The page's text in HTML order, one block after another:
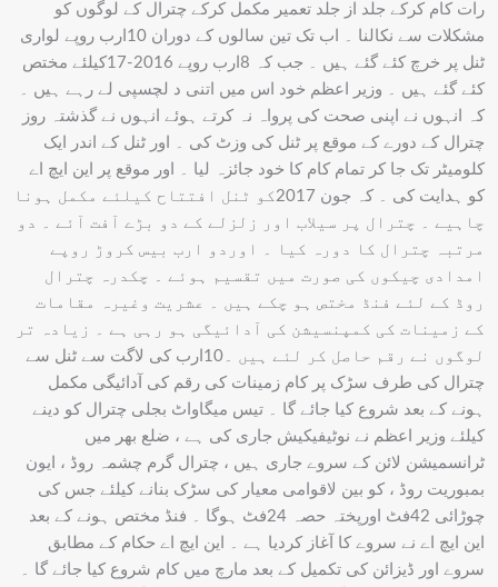
رات کام کرکے جلد از جلد تعمیر مکمل کرکے چترال کے لوگوں کو
مشکلات سے نکالنا ۔ اب تک تین سالوں کے دوران 10ارب روپے لواری
ٹنل پر خرچ کئے گئے ہیں ۔ جب کہ 8ارب روپے 2016-17کیلئے مختص
کئے گئے ہیں ۔ وزیر اعظم خود اس میں اتنی د لچسپی لے رہے ہیں ۔
کہ انہوں نے اپنی صحت کی پرواہ نہ کرتے ہوئے انہوں نے گذشتہ روز
چترال کے دورے کے موقع پر ٹنل کی وزٹ کی ۔ اور ٹنل کے اندر ایک
کلومیٹر تک جا کر تمام کام کا خود جائزہ لیا ۔ اور موقع پر این ایچ اے
کو ہدایت کی ۔ کہ جون 2017کو ٹنل افتتاح کیلئے مکمل ہونا
چاہیے ۔ چترال پر سیلاب اور زلزلے کے دو بڑے آفت آئے ۔ دو
مرتبہ چترال کا دورہ کیا ۔ اوردو ارب بیس کروڑ روپے
امدادی چیکوں کی صورت میں تقسیم ہوئے ۔ چکدرہ چترال
روڈ کے لئے فنڈ مختص ہو چکے ہیں ۔ عشریت وغیرہ مقامات
کے زمینات کی کمپنسیشن کی آدائیگی ہو رہی ہے ۔ زیادہ تر
لوگوں نے رقم حاصل کر لئے ہیں ۔10ارب کی لاگت سے ٹنل سے
چترال کی طرف سڑک پر کام زمینات کی رقم کی آدائیگی مکمل
ہونے کے بعد شروع کیا جائے گا ۔ تیس میگاواٹ بجلی چترال کو دینے
کیلئے وزیر اعظم نے نوٹیفیکیش جاری کی ہے ، ضلع بھر میں
ٹرانسمیشن لائن کے سروے جاری ہیں ، چترال گرم چشمہ روڈ ، ایون
بمبوریت روڈ ، کو بین لاقوامی معیار کی سڑک بنانے کیلئے جس کی
چوڑائی 42فٹ اورپختہ حصہ 24فٹ ہوگا ۔ فنڈ مختص ہونے کے بعد
این ایچ اے نے سروے کا آغاز کردیا ہے ۔ این ایچ اے حکام کے مطابق
سروے اور ڈیزائن کی تکمیل کے بعد مارچ میں کام شروع کیا جائے گا ۔